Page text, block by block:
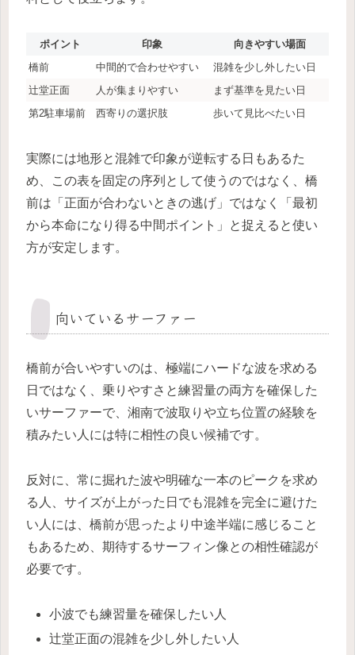
ポイント 印象
向きやすい場面
橋前
中間的で合わせやすい
混雑を少し外したい日
辻堂正面
人が集まりやすい
まず基準を見たい日
第2駐車場前
西寄りの選択肢 歩いて見比べたい日
実際には地形と混雑で印象が逆転する日もあるた
め、この表を固定の序列として使うのではなく、橋
前は「正面が合わないときの逃げ」ではなく「最初
から本命になり得る中間ポイント」と捉えると使い
方が安定します。
向いているサーファー
橋前が合いやすいのは、極端にハードな波を求める
日ではなく、乗りやすさと練習量の両方を確保した
いサーファーで、湘南で波取りや立ち位置の経験を
積みたい人には特に相性の良い候補です。
反対に、常に掘れた波や明確な一本のピークを求め
る人、サイズが上がった日でも混雑を完全に避けた
い人には、橋前が思ったより中途半端に感じること
もあるため、期待するサーフィン像との相性確認が
必要です。
小波でも練習量を確保したい人
辻堂正面の混雑を少し外したい人